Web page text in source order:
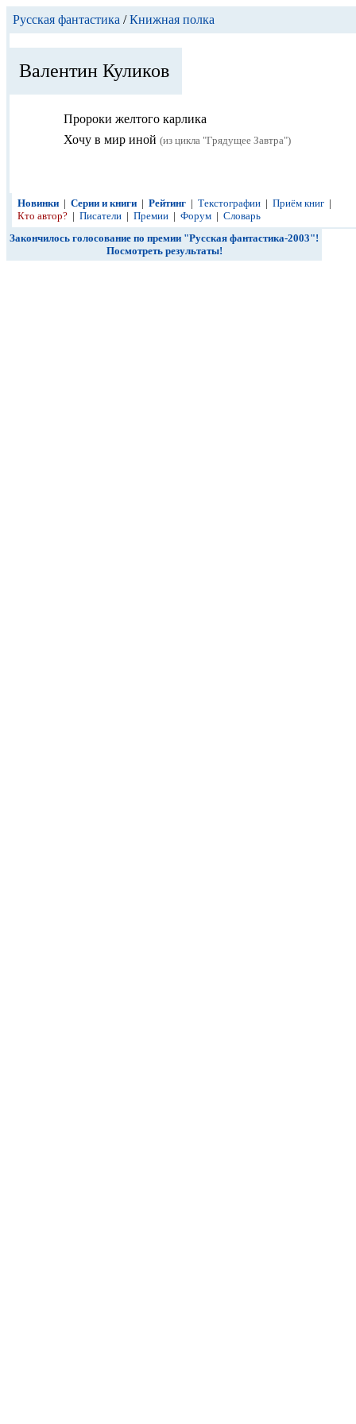
Русская фантастика /Книжная полка
Валентин Куликов
Пророки желтого карлика
Хочу в мир иной (из цикла "Грядущее Завтра")
Новинки | Серии и книги | Рейтинг | Текстографии | Приём книг |
Кто автор? | Писатели | Премии | Форум | Словарь
Закончилось голосование по премии "Русская фантастика-2003"!
Посмотреть результаты!